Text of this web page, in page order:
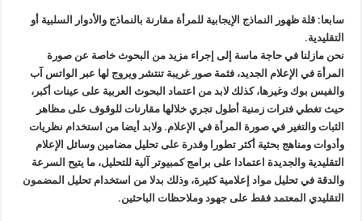
سابعا: قلة ظهور النماذج الإيجابية للمرأة مقارنة بالنماذج والأدوار السلبية أو
التقليدية.
نحن مازلنا في حاجة ماسة إلى إجراء مزيد من البحوث خاصة عن صورة
المرأة في الإعلام الجديد، فثمة صور غريبة تنتشر ويروج لها عبر الواتس آب
والفيس بوك وغيرها، كذلك لابد من اعتماد البحوث العربية على عينات أكبر،
حيث تغطي فترات زمنية أطول تجري خلالها مقارنات للوقوف على مظاهر
الثبات والتغير في صورة المرأة في الإعلام. ولابد أيضا من استخدام نظريات
وأدوات ومناهج بحثية أكثر تطورا وقدرة على تحليل مضامين وسائل الإعلام
التقليدية والجديدة اعتمادا على برامج كمبيوتر آلية للتحليل، ما يتيح السرعة
والدقة في تحليل مواد إعلامية كثيرة، وذلك بدلا من استخدام تحليل المضمون
التقليدي المعتمد فقط على جهود وملاحظات الباحثين.